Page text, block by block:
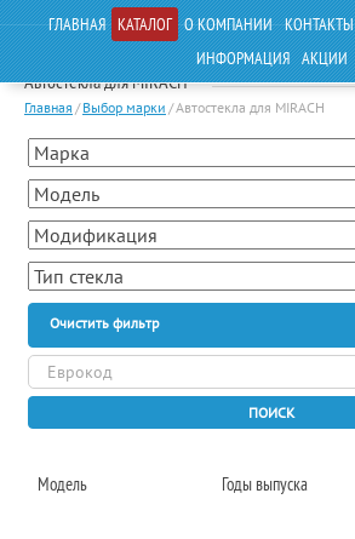
ГЛАВНАЯ КАТАЛОГ О КОМПАНИИ КОНТАКТЫ
ИНФОРМАЦИЯ АКЦИИ
Автостекла для MIRACH
Главная / Выбор марки /Автостекла для MIRACH
Очистить фильтр
ПОИСК
Модель Годы выпуска